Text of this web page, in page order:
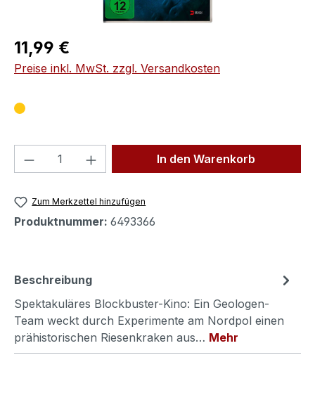
Regulärer Preis:
11,99 €
Preise inkl. MwSt. zzgl. Versandkosten
Produkt Anzahl: Gib denIn den Warenkorb
Zum Merkzettel hinzufügen
Produktnummer: 6493366
Beschreibung
Spektakuläres Blockbuster-Kino: Ein Geologen-
Team weckt durch Experimente am Nordpol einen
prähistorischen Riesenkraken aus… Mehr